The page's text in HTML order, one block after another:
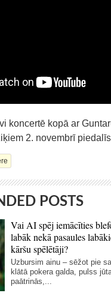
koncertē kopā ar
2. novembrī
POSTS
Vai AI spēj iemācīties
labāk nekā pasaules
kāršu spēlētāji?
Uzbursim ainu – sēžot pie
klātā pokera galda, pulss
paātrinās,...